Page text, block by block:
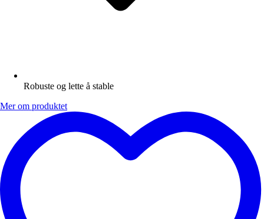
Robuste og lette å stable
Mer om produktet